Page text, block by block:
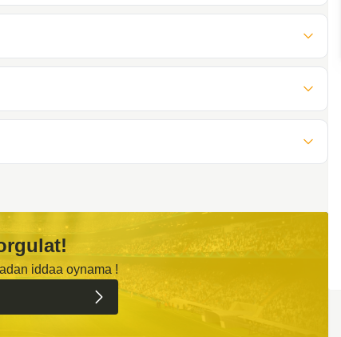
iddaa oynama !